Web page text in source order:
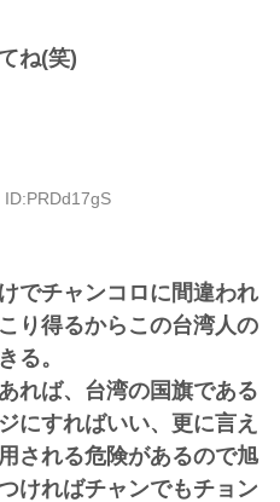
ね(笑)
でチャンコロに間違われ
り得るからこの台湾人の
る。
れば、台湾の国旗である
にすればいい、更に言え
される危険があるので旭
ければチャンでもチョン